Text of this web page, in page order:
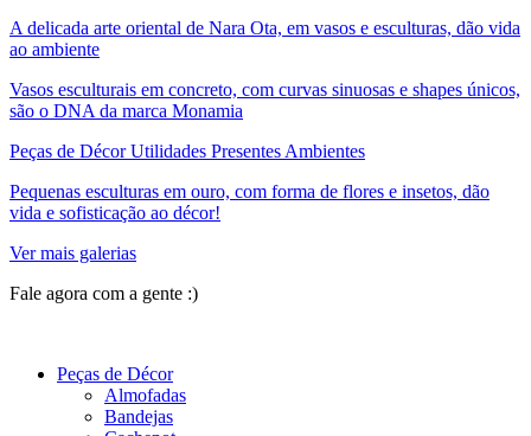
A delicada arte oriental de Nara Ota, em vasos e esculturas, dão vida
ao ambiente
Vasos esculturais em concreto, com curvas sinuosas e shapes únicos,
são o DNA da marca Monamia
Peças de Décor Utilidades Presentes Ambientes
Pequenas esculturas em ouro, com forma de flores e insetos, dão
vida e sofisticação ao décor!
Ver mais galerias
Fale agora com a gente :)
Peças de Décor
Almofadas
Bandejas